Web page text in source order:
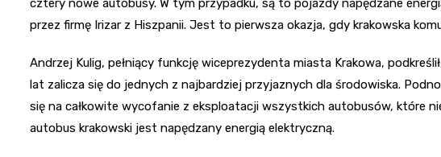
cztery nowe autobusy. W tym przypadku, są to pojazdy napędzane
przez firmę Irizar z Hiszpanii. Jest to pierwsza okazja, gdy krakowska
Andrzej Kulig, pełniący funkcję wiceprezydenta miasta Krakowa,
lat zalicza się do jednych z najbardziej przyjaznych dla środowiska.
się na całkowite wycofanie z eksploatacji wszystkich autobusów, które
autobus krakowski jest napędzany energią elektryczną.